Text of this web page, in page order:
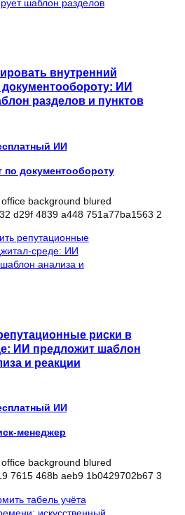
внутренний
документообороту: ИИ
разделов и пунктов
ИИ
по документообороту
риски в
ИИ предложит шаблон
и реакции
ИИ
менеджер